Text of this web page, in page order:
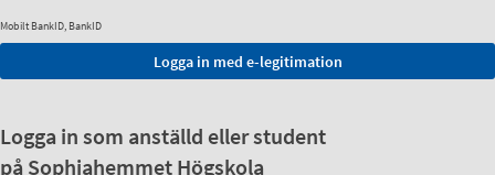
Mobilt BankID, BankID
Logga in som anställd eller student
på Sophiahemmet Högskola